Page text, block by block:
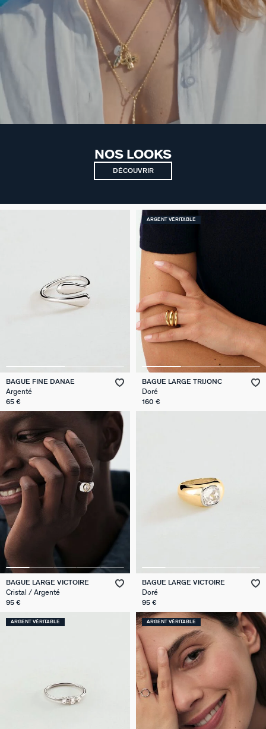
NOS LOOKS
DÉCOUVRIR
BAGUE FINE DANAE
Argenté
65 €
ARGENT VÉRITABLE
BAGUE LARGE TRIJONC
Doré
160 €
BAGUE LARGE VICTOIRE
Cristal / Argenté
95 €
BAGUE LARGE VICTOIRE
Doré
95 €
ARGENT VÉRITABLE ARGENT VÉRITABLE